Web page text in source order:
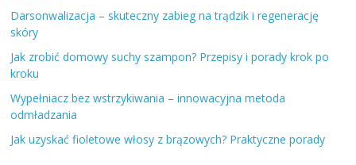
Darsonwalizacja – skuteczny zabieg na trądzik i regenerację
skóry
Jak zrobić domowy suchy szampon? Przepisy i porady krok po
kroku
Wypełniacz bez wstrzykiwania – innowacyjna metoda
odmładzania
Jak uzyskać fioletowe włosy z brązowych? Praktyczne porady